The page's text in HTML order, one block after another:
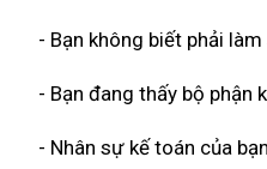
- Bạn không biết phải
- Bạn đang thấy bộ phận
- Nhân sự kế toán của